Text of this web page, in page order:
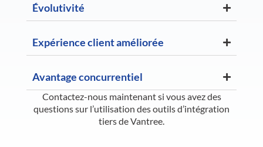
Évolutivité
Expérience client améliorée
Avantage concurrentiel
Contactez-nous maintenant si vous avez des
questions sur l’utilisation des outils d’intégration
tiers de Vantree.